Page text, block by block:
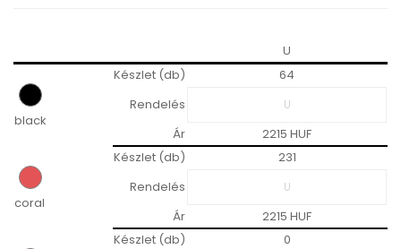
U
black
Készlet (db)
64
Rendelés
Ár
2215 HUF
coral
Készlet (db)
231
Rendelés
Ár
2215 HUF
Készlet (db)
0